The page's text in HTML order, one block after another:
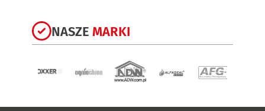
NASZE MARKI